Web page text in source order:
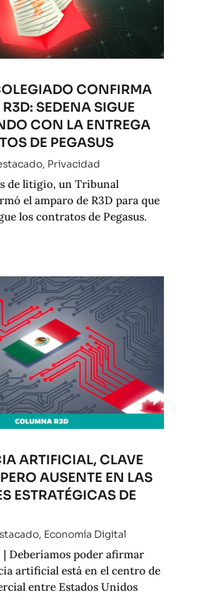
CONFIRMA
SEDENA SIGUE
CON LA ENTREGA
DE PEGASUS
, Privacidad
de litigio, un Tribunal
el amparo de R3D para que
los contratos de Pegasus.
ARTIFICIAL, CLAVE
AUSENTE EN LAS
ESTRATÉGICAS DE
, Economía Digital
| Deberíamos poder afirmar
artificial está en el centro de
entre Estados Unidos